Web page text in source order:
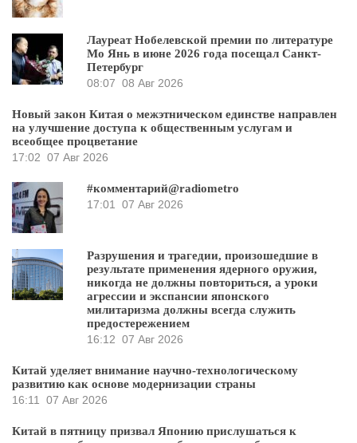
Лауреат Нобелевской премии по литературе
Мо Янь в июне 2026 года посещал Санкт-
Петербург
08:07 08 Авг 2026
Новый закон Китая о межэтническом единстве направлен
на улучшение доступа к общественным услугам и
всеобщее процветание
17:02 07 Авг 2026
#комментарий@radiometro
17:01
07 Авг 2026
Разрушения и трагедии, произошедшие в
результате применения ядерного оружия,
никогда не должны повториться, а уроки
агрессии и экспансии японского
милитаризма должны всегда служить
предостережением
16:12 07 Авг 2026
Китай уделяет внимание научно-технологическому
развитию как основе модернизации страны
16:11
07 Авг 2026
Китай в пятницу призвал Японию прислушаться к